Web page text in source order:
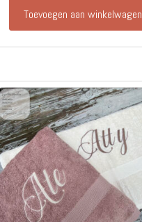
Toevoegen aan winkelwagen